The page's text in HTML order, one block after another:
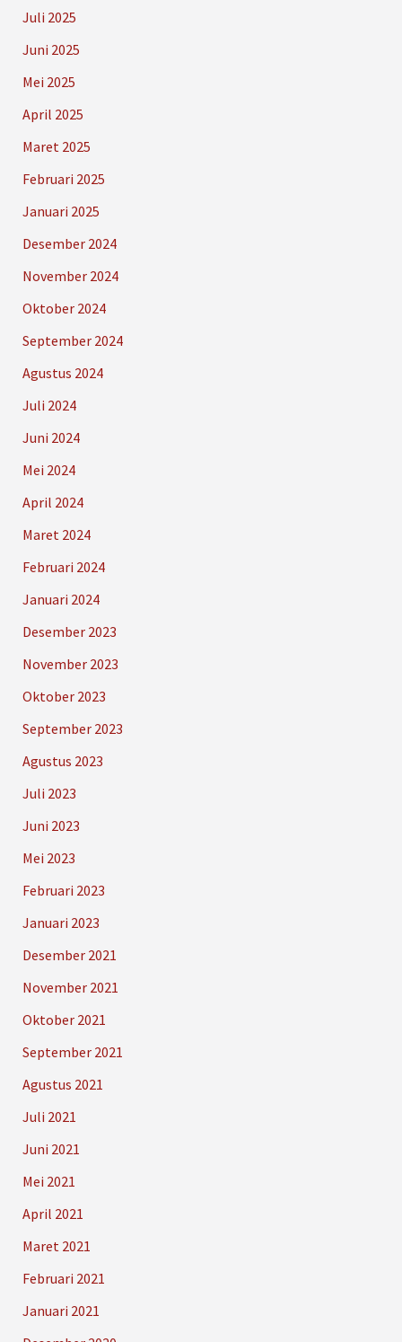
Juli 2025
Juni 2025
Mei 2025
April 2025
Maret 2025
Februari 2025
Januari 2025
Desember 2024
November 2024
Oktober 2024
September 2024
Agustus 2024
Juli 2024
Juni 2024
Mei 2024
April 2024
Maret 2024
Februari 2024
Januari 2024
Desember 2023
November 2023
Oktober 2023
September 2023
Agustus 2023
Juli 2023
Juni 2023
Mei 2023
Februari 2023
Januari 2023
Desember 2021
November 2021
Oktober 2021
September 2021
Agustus 2021
Juli 2021
Juni 2021
Mei 2021
April 2021
Maret 2021
Februari 2021
Januari 2021